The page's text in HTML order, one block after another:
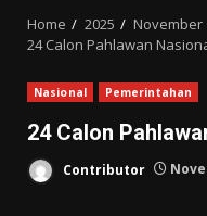
Home 2025 November
24 Calon Pahlawan
Nasional Pemerintahan
24 Calon
Contributor